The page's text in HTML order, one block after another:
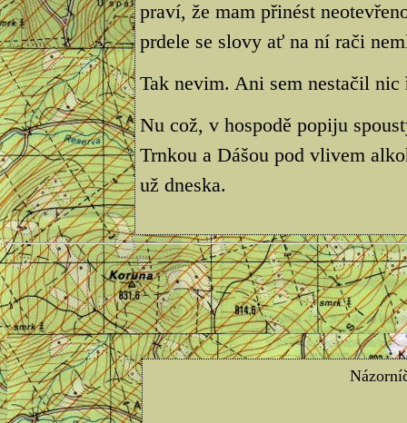
praví, že mam přinést
prdele se slovy ať na ní rači
Tak nevim. Ani sem nestačil nic
Nu což, v hospodě popiju
Trnkou a Dášou pod vlivem
už dneska.